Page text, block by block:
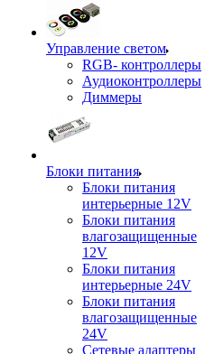
Управление светом
RGB- контроллеры
Аудиоконтроллеры
Диммеры
Блоки питания
Блоки питания
интерьерные 12V
Блоки питания
влагозащищенные
12V
Блоки питания
интерьерные 24V
Блоки питания
влагозащищенные
24V
Сетевые адаптеры